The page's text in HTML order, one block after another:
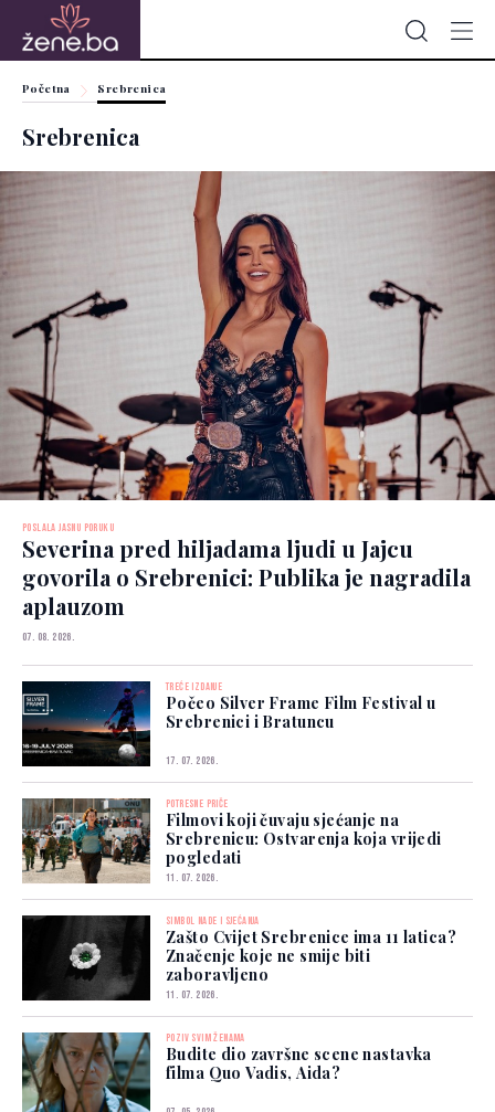
Početna Srebrenica
Srebrenica
POSLALA JASNU PORUKU
Severina pred hiljadama ljudi u Jajcu
govorila o Srebrenici: Publika je nagradila
aplauzom
07. 08. 2026.
TREĆE IZDANJE
Počeo Silver Frame Film Festival u
Srebrenici i Bratuncu
17. 07. 2026.
POTRESNE PRIČE
Filmovi koji čuvaju sjećanje na
Srebrenicu: Ostvarenja koja vrijedi
pogledati
11. 07. 2026.
SIMBOL NADE I SJEĆANJA
Zašto Cvijet Srebrenice ima 11 latica?
Značenje koje ne smije biti
zaboravljeno
11. 07. 2026.
POZIV SVIM ŽENAMA
Budite dio završne scene nastavka
filma Quo Vadis, Aida?